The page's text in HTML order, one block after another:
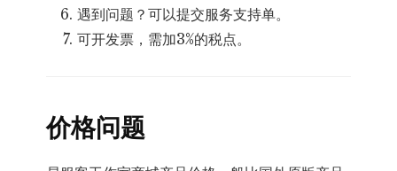
遇到问题？可以提交服务支持单。
可开发票，需加3%的税点。
价格问题